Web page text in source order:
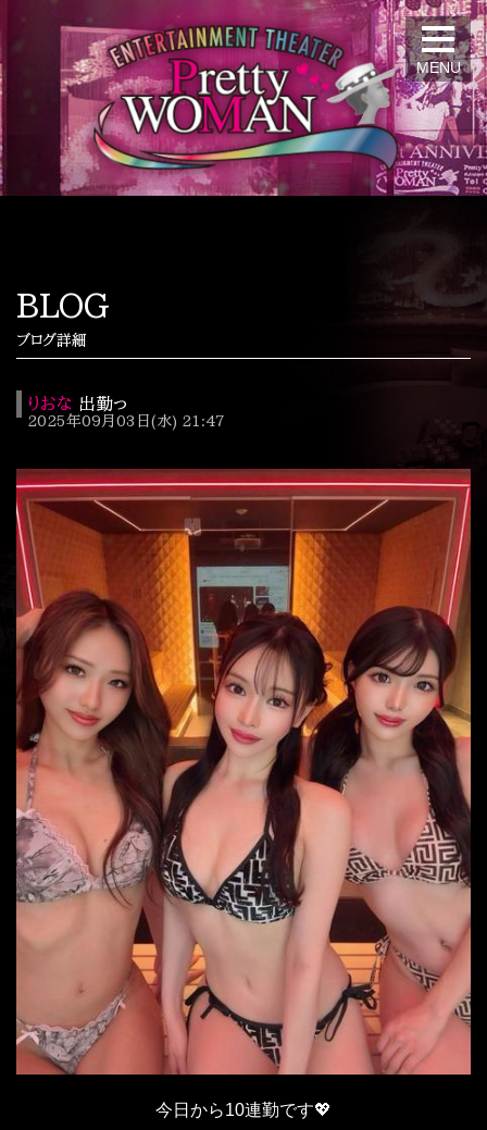
MENU
BLOG
ブログ詳細
りおな 出勤っ
2025年09月03日(水) 21:47
今日から10連勤です💖